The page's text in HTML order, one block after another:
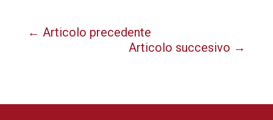
← Articolo precedente
Articolo succesivo →